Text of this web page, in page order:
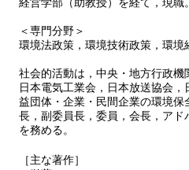
＜専門分野＞
環境法政策，環境技術政策，環境
社会的活動は，中央・地方行政機
日本電気工業会，日本放送協会
益団体・企業・民間企業の環境保
長，副委員長，委員，会長，ア
を務める。
［主な著作］